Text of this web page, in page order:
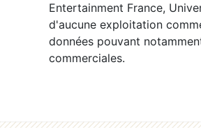
Entertainment France,
d'aucune exploitation
données pouvant
commerciales.